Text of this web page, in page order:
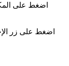
اضغط على
اضغط على زر